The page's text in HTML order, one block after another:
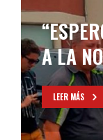
A LA
LEER MÁS